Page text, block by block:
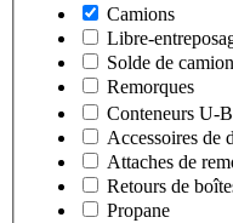
Camions
Libre-
Solde de
Remorques
Conteneurs U-
Accessoires de
Attaches de
Retours de
Propane